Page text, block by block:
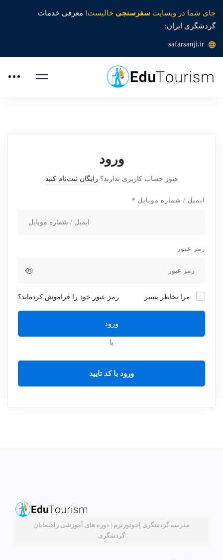
جای شما در وبسایت سفرسنجی خالیست! معرفی خدمات
گردشگری ایران:
safarsanji.ir
ورود
هنوز حساب کاربری ندارید؟ رایگان ثبت‌نام کنید
ایمیل / شماره موبایل *
رمز عبور
مرا بخاطر بسپر رمز عبور خود را فراموش کرده‌اید؟
ورود
یا
مدرسه گردشگری اِجوتوریزم | دوره های آموزشی راهنمایان
گردشگری